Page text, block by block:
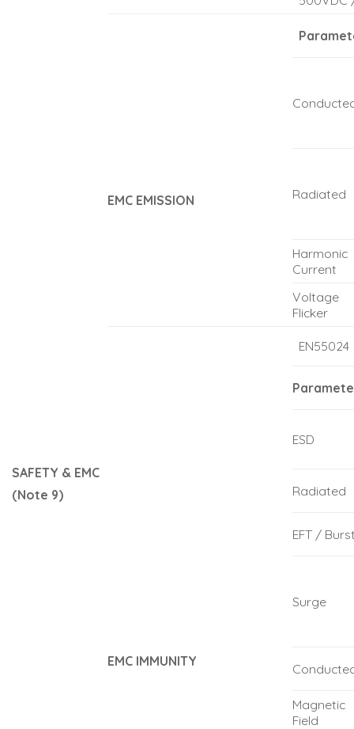
SAFETY & EMC
(Note 9)
EMC EMISSION Radiated
Harmonic
Current
Voltage
Flicker
EMC IMMUNITY
EN55024
ESD
Radiated
EFT /
Surge
Magnetic
Field